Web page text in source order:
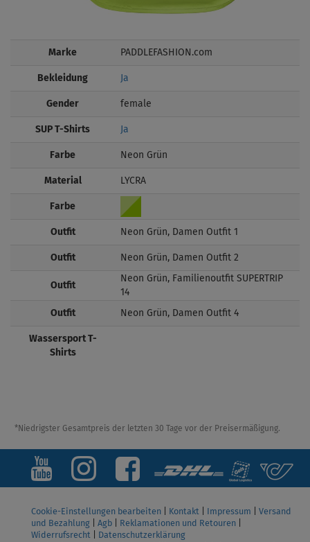
Marke PADDLEFASHION.com
Bekleidung Ja
Gender female
SUP T-Shirts Ja
Farbe Neon Grün
Material LYCRA
Farbe
Outfit Neon Grün, Damen Outfit 1
Outfit Neon Grün, Damen Outfit 2
Outfit
Neon Grün, Familienoutfit SUPERTRIP
14
Outfit Neon Grün, Damen Outfit 4
Wassersport T-
Shirts
*Niedrigster Gesamtpreis der letzten 30 Tage vor der Preisermäßigung.
Cookie-Einstellungen bearbeiten Kontakt Impressum
Versand
und Bezahlung
Agb Reklamationen und Retouren
Widerrufsrecht
Datenschutzerklärung